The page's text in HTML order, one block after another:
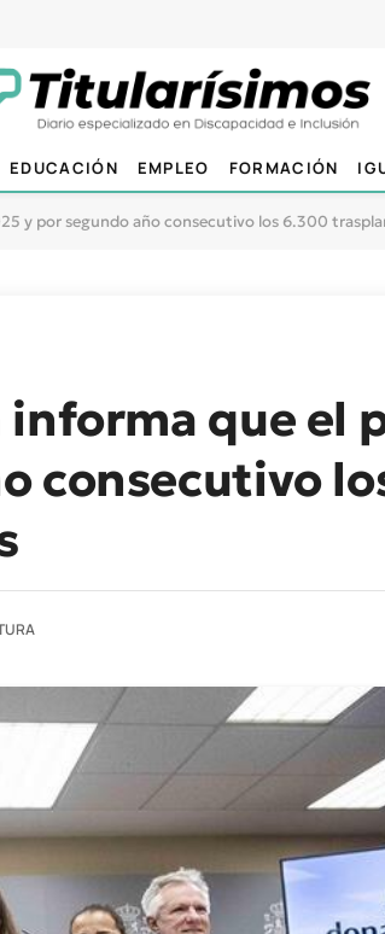
EDUCACIÓN EMPLEO FORMACIÓN
y por segundo año consecutivo los 6.300
informa que el
consecutivo